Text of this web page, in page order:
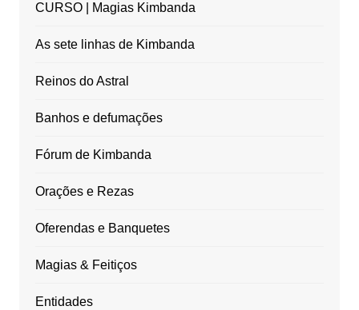
CURSO | Magias Kimbanda
As sete linhas de Kimbanda
Reinos do Astral
Banhos e defumações
Fórum de Kimbanda
Orações e Rezas
Oferendas e Banquetes
Magias & Feitiços
Entidades